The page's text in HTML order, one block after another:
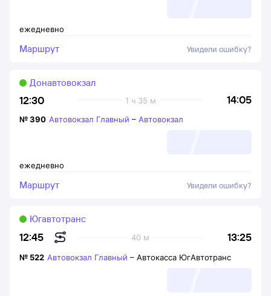
ежедневно
Маршрут Увидели ошибку?
12:30 14:05
1 ч 35 м
Донавтовокзал
ежедневно
№390 Автовокзал Главный – Автовокзал
Маршрут Увидели ошибку?
12:45 13:25
40 м
Югавтотранс
№ 522 Автовокзал Главный – Автокасса ЮгАвтотранс